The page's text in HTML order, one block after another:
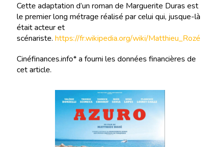
Cette adaptation d’un roman de Marguerite Duras est
le premier long métrage réalisé par celui qui, jusque-là
était acteur et
scénariste. https://fr.wikipedia.org/wiki/Matthieu_Rozé
Cinéfinances.info* a fourni les données financières de
cet article.